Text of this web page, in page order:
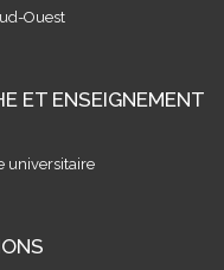
Ouest
ET ENSEIGNEMENT
universitaire